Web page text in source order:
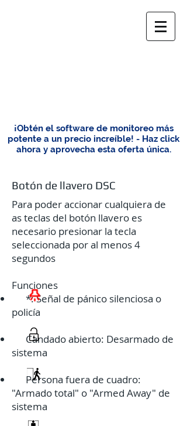
¡Obtén el software de monitoreo más
potente a un precio increíble! - Haz click
ahora y aprovecha esta oferta única.
Botón de llavero DSC
Para poder accionar cualquiera de
as teclas del botón llavero es
necesario presionar la tecla
seleccionada por al menos 4
segundos
Funciones
*: Señal de pánico silenciosa o
policía
Candado abierto: Desarmado de
sistema
Persona fuera de cuadro:
"Armado total" o "Armed Away" de
sistema